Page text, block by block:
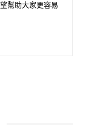
幫助大家更容易